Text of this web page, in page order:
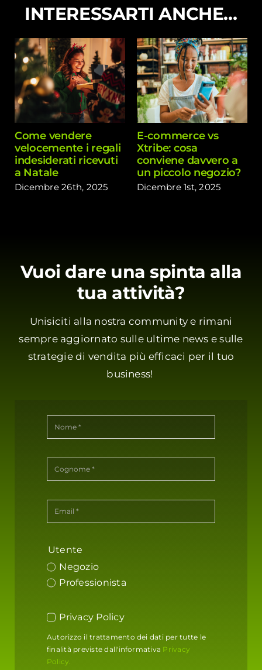
INTERESSARTI ANCHE…
Come vendere
velocemente i regali
indesiderati ricevuti
a Natale
Dicembre 26th, 2025
E-commerce vs
Xtribe: cosa
conviene davvero a
un piccolo negozio?
Dicembre 1st, 2025
Vuoi dare una spinta alla
tua attività?
Unisiciti alla nostra community e rimani
sempre aggiornato sulle ultime news e sulle
strategie di vendita più efficaci per il tuo
business!
Utente
Negozio
Professionista
Privacy Policy
Autorizzo il trattamento dei dati per tutte le
finalità previste dall'informativa Privacy
Policy.